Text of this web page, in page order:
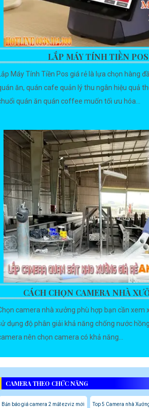
LẮP MÁY TÍNH TIỀN
Máy Tính Tiền Pos giá rẻ là lựa chọn hàng
ăn, quán cafe quản lý thu ngân hiệu quả
quán ăn quán coffee muốn tối ưu hóa...
CÁCH CHỌN CAMERA NHÀ
camera nhà xưởng phù hợp bạn cần xem
dụng độ phân giải khả năng chống nước
nên chọn camera có khả năng...
CAMERA THEO CHỨC NĂNG
Bản báo giá camera 2 mắt ezviz mới Top 5 Camera nhà